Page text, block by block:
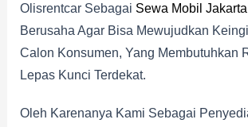
Olisrentcar Sebagai Sewa Mobil
Berusaha Agar Bisa Mewujudkan
Calon Konsumen, Yang Membutuhkan
Lepas Kunci Terdekat.
Oleh Karenanya Kami Sebagai